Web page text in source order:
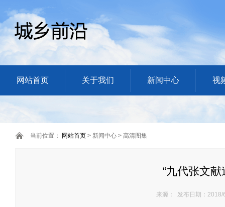
网站首页 关于我们 新闻中心 视
当前位置： 网站首页 > 新闻中心 > 高清图集
“九代张文献
来源： 发布日期：